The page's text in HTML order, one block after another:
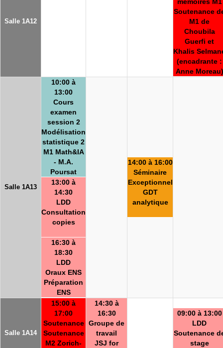
Salle 1A12
Soutenance
M1 de
Choubila
Guerfi et
Khalis
(encadrante :
Anne Moreau)
Salle 1A13
10:00 à
13:00
Cours
examen
session 2
Modélisation
statistique 2
M1 Math&IA
- M.A.
Poursat
13:00 à
14:30
LDD
Consultation
copies
16:30 à
18:30
LDD
Oraux ENS
Préparation
ENS
14:00 à 16:00
Séminaire
Exceptionnel
GDT
analytique
Salle 1A14
15:00 à
17:00
Soutenance
Soutenance
M2 Zorich-
14:30 à
16:30
Groupe de
travail
JSJ for
09:00 à 13:00
LDD
Soutenance
stage